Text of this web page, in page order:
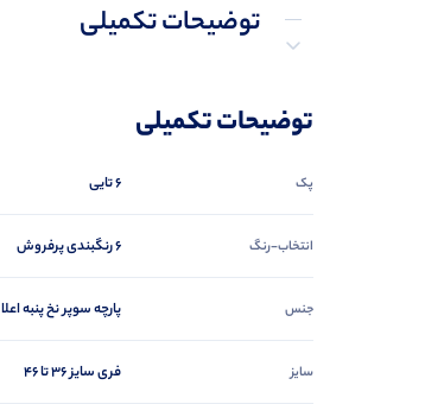
توضیحات تکمیلی
توضیحات تکمیلی
پک 6 تایی
انتخاب-رنگ 6 رنگبندی پرفروش
جنس پارچه سوپر نخ پنبه اعلا
سایز فری سایز ۳۶ تا ۴۶